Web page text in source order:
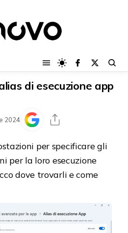
di esecuzione app
2024
per specificare gli
per la loro esecuzione
dove trovarli e come